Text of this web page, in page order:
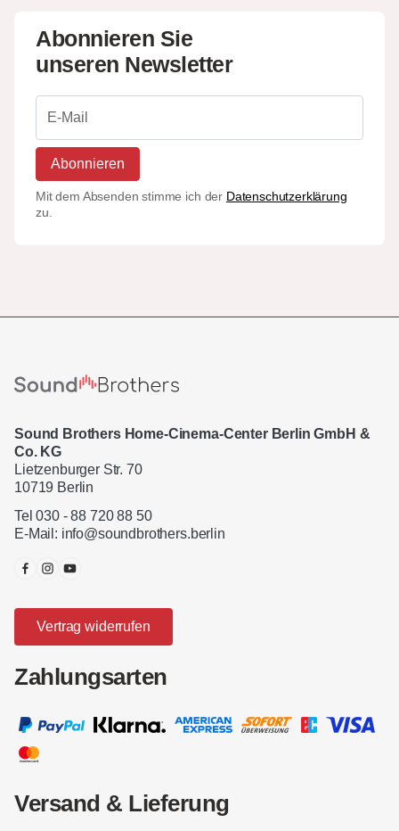
Abonnieren Sie
unseren Newsletter
Abonnieren
Mit dem Absenden stimme ich der Datenschutzerklärung
zu.
Sound Brothers Home-Cinema-Center Berlin GmbH &
Co. KG
Lietzenburger Str. 70
10719 Berlin
Tel 030 - 88 720 88 50
E-Mail: info@soundbrothers.berlin
Vertrag widerrufen
Zahlungsarten
Versand & Lieferung